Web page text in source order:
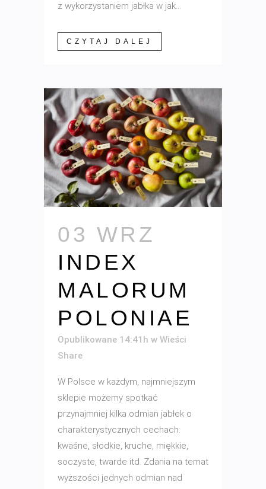
z wykorzystaniem jabłka w jak...
CZYTAJ DALEJ
03 WRZ
INDEX
MALORUM
POLONIAE
Opublikowane 14:41h w Wieści
Share
W Polsce w każdym, najmniejszym
sklepie możemy spotkać
przynajmniej kilka odmian jabłek o
charakterystycznych cechach:
kwaśne, słodkie, kruche, miękkie,
soczyste, twarde itd. Zdania na temat
wyższości jednych odmian nad